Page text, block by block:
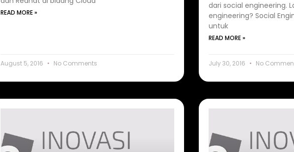
READ MORE »
August 5, 2016 No Comments
dari social engineering.
engineering? Social
untuk
READ MORE »
July 30, 2016 No